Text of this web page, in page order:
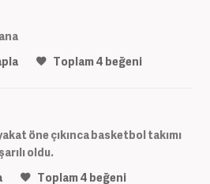
Toplam4 beğeni
öne çıkınca basketbol takımı
oldu.
Toplam4 beğeni